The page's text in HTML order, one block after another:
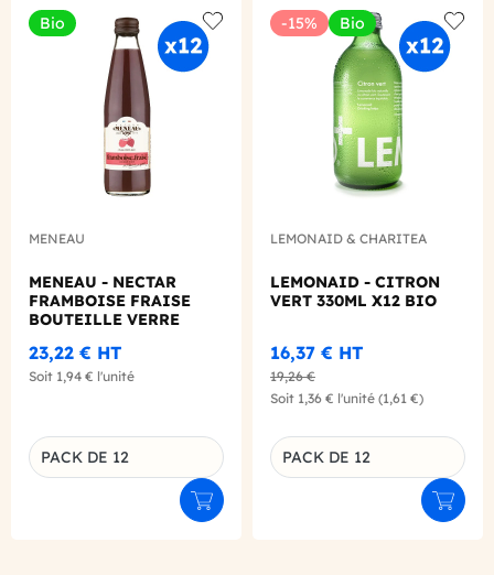
Bio
Add to wishlist
MENEAU
MENEAU - NECTAR
FRAMBOISE FRAISE
BOUTEILLE VERRE
23,22 € HT
Soit 1,94 € l'unité
Déclinaison du produit
PACK DE 12
Ajouter au panier
-15% Bio
Add
LEMONAID & CHARITEA
LEMONAID - CITRON
VERT 330ML X12 BIO
16,37 € HT
19,26 €
Soit 1,36 € l'unité (1,61 €)
Déclinaison du produit
PACK DE 12